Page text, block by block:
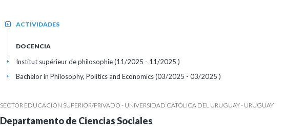
ACTIVIDADES
+
DOCENCIA
Institut supérieur de philosophie (11/2025 - 11/2025 )
+
Bachelor in Philosophy, Politics and Economics (03/2025 - 03/2025 )
+
SECTOR EDUCACIÓN SUPERIOR/PRIVADO - UNIVERSIDAD CATÓLICA DEL URUGUAY - URUGUAY
Departamento de Ciencias Sociales